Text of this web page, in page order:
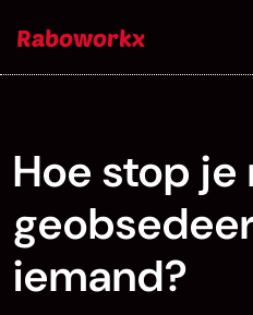
Raboworkx
Hoe stop je
iemand?